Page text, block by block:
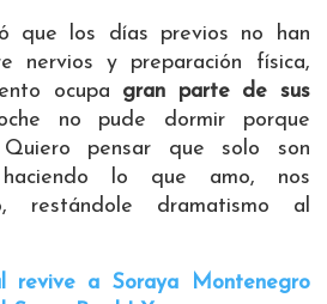
que los días previos no han
nervios y preparación física,
ocupa gran parte de sus
no pude dormir porque
pensar que solo son
haciendo lo que amo, nos
restándole dramatismo al
revive a Soraya Montenegro